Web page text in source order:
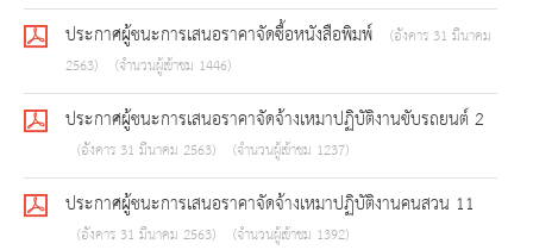
ประกาศผู้ชนะการเสนอราคาจัดซื้อหนังสือพิมพ์
(อังคาร 31 มีนาคม
2563)
(จำนวนผู้เข้าชม 1446)
ประกาศผู้ชนะการเสนอราคาจัดจ้างเหมาปฏิบัติงานขับรถยนต์ 2
(อังคาร 31 มีนาคม 2563) (จำนวนผู้เข้าชม 1237)
ประกาศผู้ชนะการเสนอราคาจัดจ้างเหมาปฏิบัติงานคนสวน 11
(อังคาร 31 มีนาคม 2563) (จำนวนผู้เข้าชม 1392)